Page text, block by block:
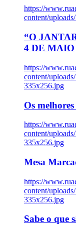
https://
content/
“O
4 DE MAIO
https://
content/
335x256.jpg
Os
https://
content/
335x256.jpg
Mesa
https://
content/
335x256.jpg
Sabe o que